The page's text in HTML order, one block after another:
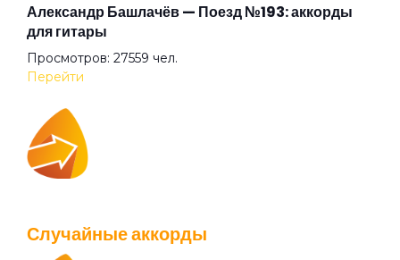
Александр Башлачёв — Поезд №193: аккорды
для гитары
Просмотров: 27559 чел.
Перейти
Перейти
Случайные аккорды